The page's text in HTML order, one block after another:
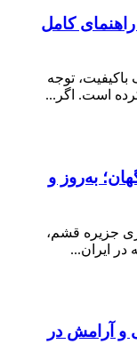
کامل
توجه
است. اگر...
به‌روز و
جزیره قشم،
ایران...
و آرامش در